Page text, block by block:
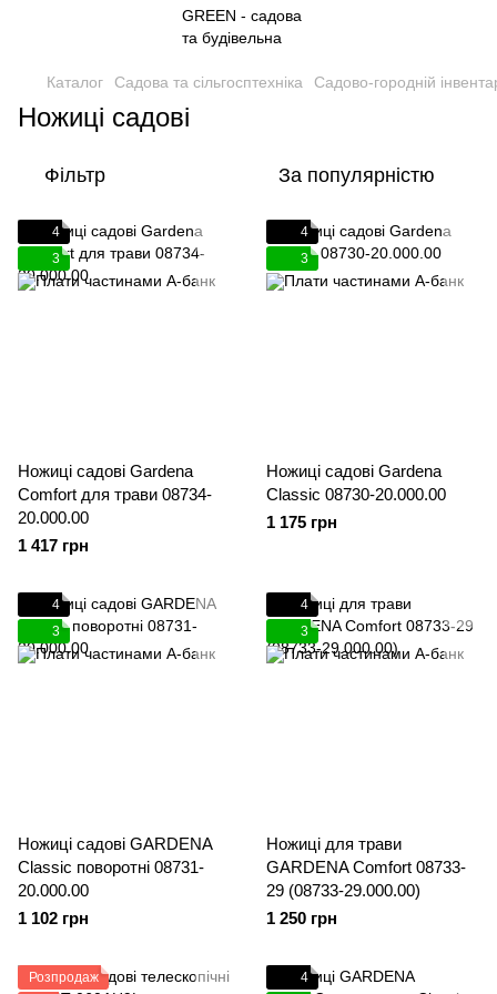
Каталог Садова та сільгосптехніка Садово-городній
Ножиці садові
Фільтр За популярністю
4
3
Ножиці садові Gardena
Comfort для трави 08734-
20.000.00
1 417 грн
4
3
Ножиці садові Gardena
Classic 08730-20.000.00
1 175 грн
4
3
Ножиці садові GARDENA
Classic поворотні 08731-
20.000.00
1 102 грн
4
3
Ножиці для трави
GARDENA Comfort 08733-
29 (08733-29.000.00)
1 250 грн
Розпродаж 4